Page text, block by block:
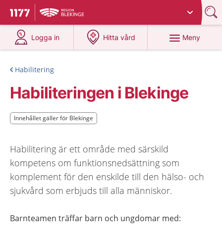
Till startsidan för 1177
Du har valt region
Logga in
på 1177.se
Hitta vård
på 1177.se
Meny
Habilitering
Habiliteringen i Blekinge
Innehållet gäller för Blekinge
Innehållet gäller för Blekinge
Habilitering är ett område med särskild
kompetens om funktionsnedsättning som
komplement för den enskilde till den hälso- och
sjukvård som erbjuds till alla människor.
Barnteamen träffar barn och ungdomar med:​